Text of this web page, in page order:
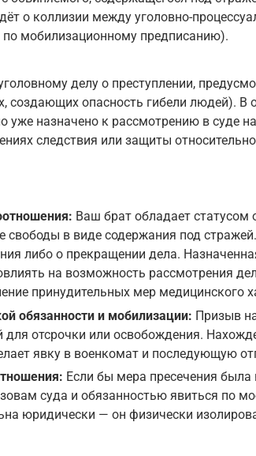
о коллизии между уголовно-
мобилизационному предписанию).
делу о преступлении,
создающих опасность гибели людей).
уже назначено к рассмотрению в суде
следствия или защиты
Ваш брат обладает статусом
свободы в виде содержания под
либо о прекращении дела.
на возможность рассмотрения
принудительных мер медицинского
обязанности и мобилизации: Призыв
отсрочки или освобождения.
явку в военкомат и последующую
Если бы мера пресечения
суда и обязанностью явиться по
юридически — он физически